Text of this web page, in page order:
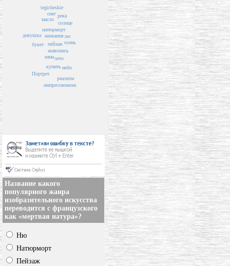
пейзаж
названия
живопись
лето
натюрморт
купить
солнце
лес
зима
осень
букет
масло
река
снег
tegicheskie
реализм
небо
импрессионизм
Портрет
девушка
Название какого
популярного жанра
изобразительного искусства
переводится с французского
как «мертвая натура»?
Ню
Натюрморт
Пейзаж